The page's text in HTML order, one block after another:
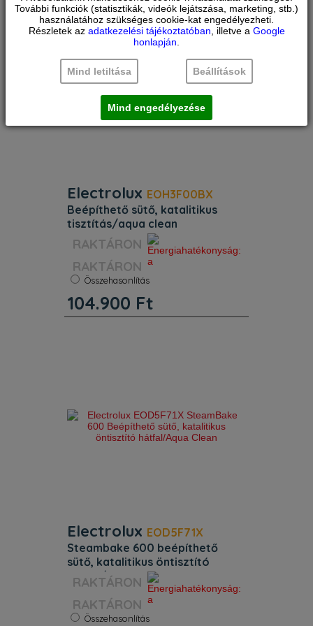
Vezérlés Benyomható tekerőgomb
LED kijelzővel. Steamify funkció Nem.
WIFI kapcsolat Nem. Ka
Electrolux EOH3F00BX
beépíthető sütő, katalitikus
tisztítás/aqua clean
Szín: Inox
Katalitikus
Kihúzható sütősín: Nem
Energiaosztály:
A
Űrtartalom: 65 l
Súly:
27 kg
Jellemzők. Sütőfunkciók: alsó sütés,
RAKTÁRON
Összehasonlítás
104.900 Ft
Electrolux EOD5F71X
steambake 600 beépíthető
sütő, katalitikus öntisztító
hátfal/aqua clean
Öntisztítás: Katalitikus
Kihúzható sütősín:
RAKTÁRON
Összehasonlítás
További funkciók (statisztikák, videók lejátszása, marketing, stb.)
használatához szükséges cookie-kat engedélyezheti.
Részletek az adatkezelési tájékoztatóban, illetve a Google
honlapján.
Mind letiltása Beállítások
Mind engedélyezése